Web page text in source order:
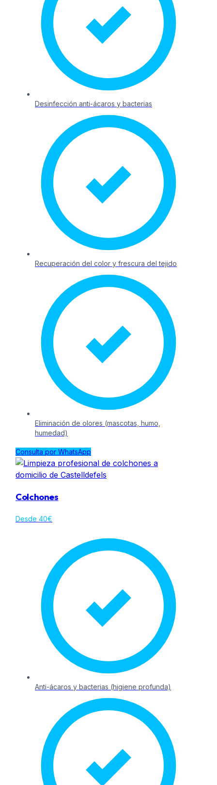
Desinfección anti-ácaros y bacterias
Recuperación del color y frescura del tejido
Eliminación de olores (mascotas, humo,
humedad)
Consulta por WhatsApp
Colchones
Desde 40€
Anti-ácaros y bacterias (higiene profunda)